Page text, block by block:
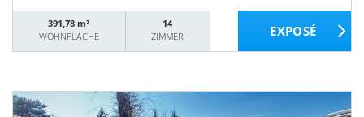
391,78 m²
WOHNFLÄCHE
14
ZIMMER